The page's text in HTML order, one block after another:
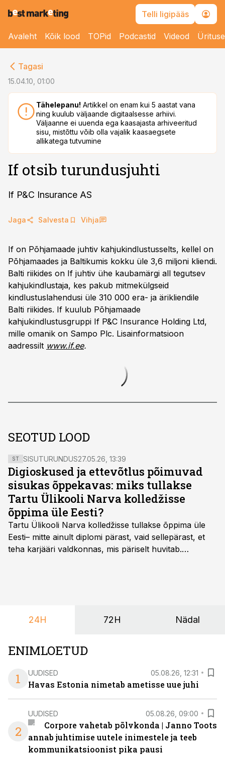
Telli ligipääs
Avaleht Kõik lood TOPid Podcastid Videod
Tagasi
15.04.10, 01:00
Tähelepanu! Artikkel on enam kui 5 aastat vana
ning kuulub väljaande digitaalsesse arhiivi.
Väljaanne ei uuenda ega kaasajasta arhiveeritud
sisu, mistõttu võib olla vajalik kaasaegsete
allikatega tutvumine
If otsib turundusjuhti
If P&C Insurance AS
Jaga Salvesta Vihja
If on Põhjamaade juhtiv kahjukindlustusselts, kellel on
Põhjamaades ja Baltikumis kokku üle 3,6 miljoni kliendi.
Balti riikides on If juhtiv ühe kaubamärgi all tegutsev
kahjukindlustaja, kes pakub mitmekülgseid
kindlustuslahendusi üle 310 000 era- ja ärikliendile
Balti riikides. If kuulub Põhjamaade
kahjukindlustusgruppi If P&C Insurance Holding Ltd,
mille omanik on Sampo Plc. Lisainformatsioon
aadressilt www.if.ee.
SEOTUD LOOD
ST SISUTURUNDUS27.05.26, 13:39
Digioskused ja ettevõtlus põimuvad
sisukas õppekavas: miks tullakse
Tartu Ülikooli Narva kolledžisse
õppima üle Eesti?
Tartu Ülikooli Narva kolledžisse tullakse õppima üle
Eesti– mitte ainult diplomi pärast, vaid sellepärast, et
teha karjääri valdkonnas, mis päriselt huvitab.
24H 72H Nädal
ENIMLOETUD
1
UUDISED 05.08.26, 12:31
Havas Estonia nimetab ametisse uue juhi
2
UUDISED 05.08.26, 09:00
Corpore vahetab põlvkonda | Janno Toots
annab juhtimise uutele inimestele ja teeb
kommunikatsioonist pika pausi